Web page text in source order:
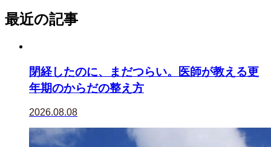
最近の記事
閉経したのに、まだつらい。医師が教える更
年期のからだの整え方
2026.08.08